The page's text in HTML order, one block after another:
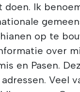
doen. Ik
op te
over
en Pasen.
adressen. Veel